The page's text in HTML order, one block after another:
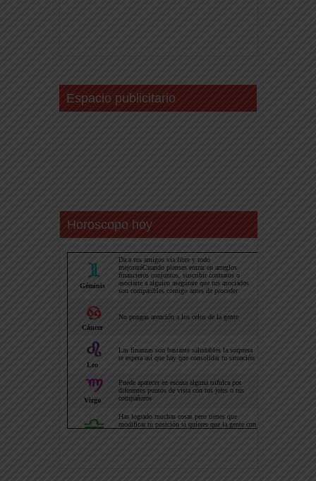
Espacio publicitario
Horoscopo hoy